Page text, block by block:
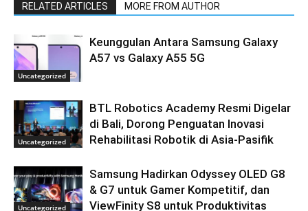
RELATED ARTICLES MORE FROM AUTHOR
Uncategorized
Keunggulan Antara Samsung Galaxy
A57 vs Galaxy A55 5G
Uncategorized
BTL Robotics Academy Resmi Digelar
di Bali, Dorong Penguatan Inovasi
Rehabilitasi Robotik di Asia-Pasifik
Uncategorized
Samsung Hadirkan Odyssey OLED G8
& G7 untuk Gamer Kompetitif, dan
ViewFinity S8 untuk Produktivitas